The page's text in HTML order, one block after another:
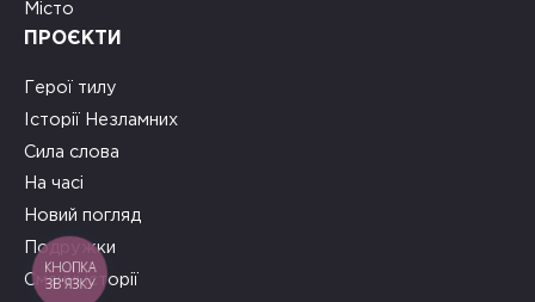
Місто
ПРОЄКТИ
Герої тилу
Історії Незламних
Сила слова
На часі
Новий погляд
Подружки
Смачні історії
КНОПКА
ЗВ'ЯЗКУ